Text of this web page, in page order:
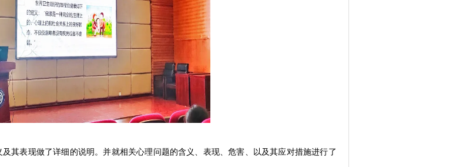
其表现做了详细的说明。并就相关心理问题的含义、表现、危害、以及其应对措施进行了